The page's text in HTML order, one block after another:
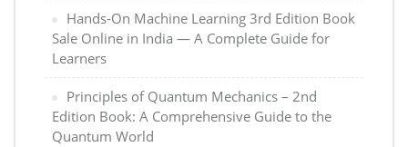
Hands-On Machine Learning 3rd Edition Book
Sale Online in India — A Complete Guide for
Learners
Principles of Quantum Mechanics – 2nd
Edition Book: A Comprehensive Guide to the
Quantum World